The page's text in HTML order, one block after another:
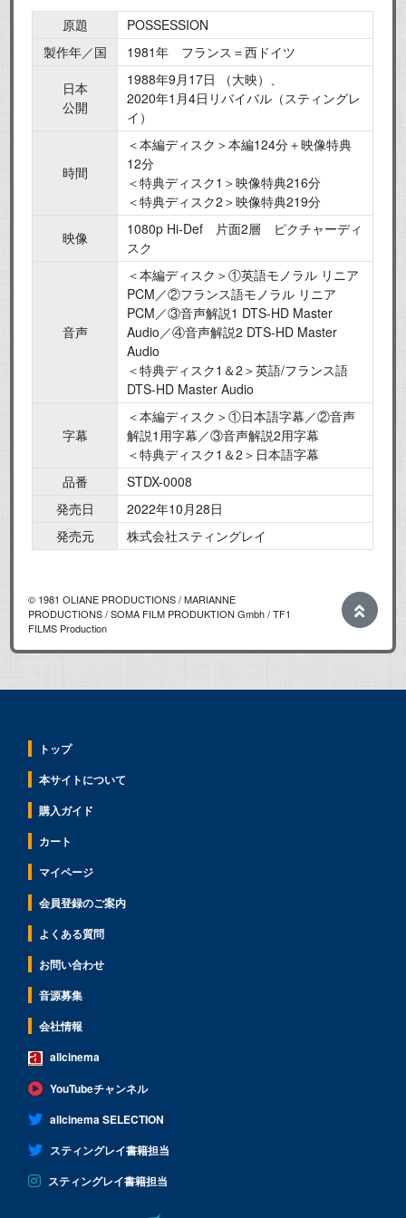
原題
POSSESSION
製作年／国
1981年 フランス＝西ドイツ
日本
公開
1988年9月17日 （大映）、
2020年1月4日リバイバル（スティングレ
イ）
時間
＜本編ディスク＞本編124分＋映像特典
12分
＜特典ディスク1＞映像特典216分
＜特典ディスク2＞映像特典219分
映像
1080p Hi-Def 片面2層 ピクチャーディ
スク
音声
＜本編ディスク＞①英語モノラル リニア
PCM／②フランス語モノラル リニア
PCM／③音声解説1 DTS-HD Master
Audio／④音声解説2 DTS-HD Master
Audio
＜特典ディスク1＆2＞英語/フランス語
DTS-HD Master Audio
字幕
＜本編ディスク＞①日本語字幕／②音声
解説1用字幕／③音声解説2用字幕
＜特典ディスク1＆2＞日本語字幕
品番
STDX-0008
発売日
2022年10月28日
発売元
株式会社スティングレイ
© 1981 OLIANE PRODUCTIONS / MARIANNE
PRODUCTIONS / SOMA FILM PRODUKTION Gmbh / TF1
FILMS Production
トップ
本サイトについて
購入ガイド
カート
マイページ
会員登録のご案内
よくある質問
お問い合わせ
音源募集
会社情報
allcinema
YouTubeチャンネル
allcinema SELECTION
スティングレイ書籍担当
スティングレイ書籍担当